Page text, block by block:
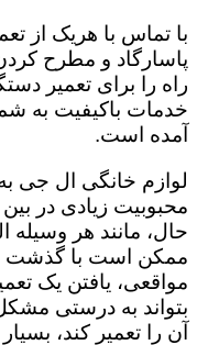
با تماس با هریک از
پاسارگاد و مطرح
راه را برای تعمیر
خدمات باکیفیت به
آمده است.
لوازم خانگی ال جی به
محبوبیت زیادی در بین
حال، مانند هر وسیله
ممکن است با گذشت
مواقعی، یافتن یک
بتواند به درستی
آن را تعمیر کند،